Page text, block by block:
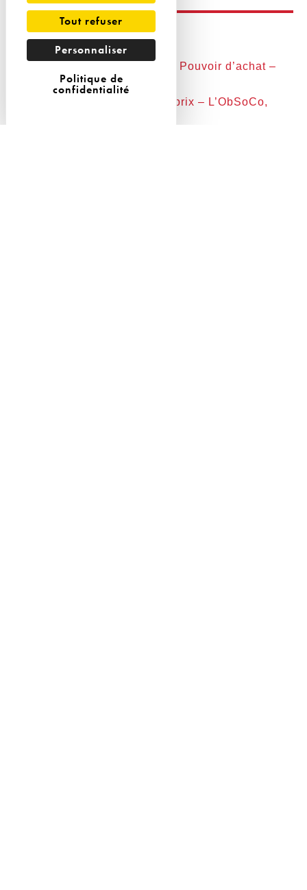
Tout refuser
Personnaliser
Politique de
confidentialité
Sources :
Baromètre des Intention et du Pouvoir d’achat –
L’ObSoCo, avril 2024
L’Observatoire du rapport au prix – L’ObSoCo,